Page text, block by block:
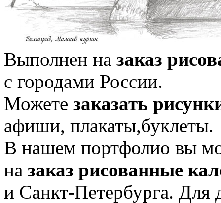
Выполнен на заказ
с городами России.
Можете заказать
афиши, плакаты,буклеты.
В нашем портфолио вы
на заказ рисованные
и Санкт-Петербурга. Для